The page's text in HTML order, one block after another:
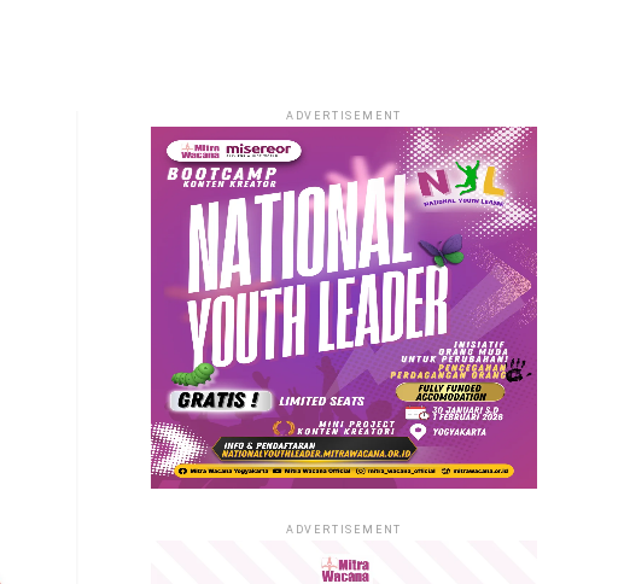
ADVERTISEMENT
ADVERTISEMENT